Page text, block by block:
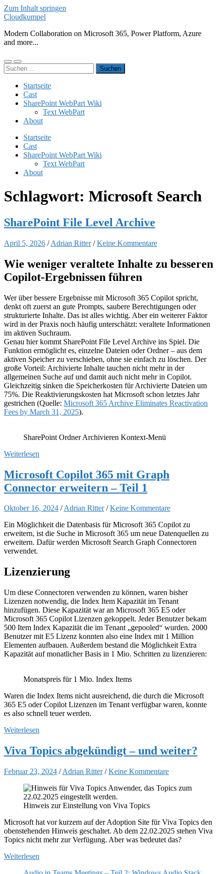
Zum Inhalt springen
Cloudkumpel
Modern Collaboration on Microsoft 365, Power Platform, Azure
and more...
Mobile-
Menü
Suchfeld
ein-/ausblenden
Suchen
nach:
Startseite
Cast
SharePoint WebPart Wiki
Text WebPart
About
Startseite
Cast
SharePoint WebPart Wiki
Text WebPart
About
Schlagwort: Microsoft Search
SharePoint File Level Archive
April 5, 2026 /Adrian Ritter /Keine Kommentare
Wie weniger veraltete Inhalte zu besseren
Copilot-Ergebnissen führen
Wer über bessere Ergebnisse mit Microsoft 365 Copilot spricht,
denkt oft zuerst an gute Prompts, saubere Berechtigungen oder
strukturierte Inhalte. Das ist alles wichtig. Aber ein weiterer Faktor
wird in der Praxis noch häufig unterschätzt: veraltete Informationen
im aktiven Suchraum.
Genau hier kommt SharePoint File Level Archive ins Spiel. Die
Funktion ermöglicht es, einzelne Dateien oder Ordner – aus dem
aktiven Speicher zu verschieben, ohne sie einfach zu löschen. Der
große Vorteil: Archivierte Inhalte tauchen nicht mehr in der
allgemeinen Suche auf und damit auch nicht mehr in Copilot.
Gleichzeitig sinken die Speicherkosten für Archivierte Dateien um
75%. Die Reaktivierungskosten hat Microsoft schon letztes Jahr
gestrichen (Quelle: Microsoft 365 Archive Eliminates Reactivation
Fees by March 31, 2025).
SharePoint Ordner Archivieren Kontext-Menü
Weiterlesen
Microsoft Copilot 365 mit Graph
Connector erweitern – Teil 1
Oktober 16, 2024 /Adrian Ritter /Keine Kommentare
Ein Möglichkeit die Datenbasis für Microsoft 365 Copilot zu
erweitern, ist die Suche in Microsoft 365 um neue Datenquellen zu
erweitern. Dafür werden Microsoft Search Graph Connectoren
verwendet.
Lizenzierung
Um diese Connectoren verwenden zu können, waren bisher
Lizenzen notwendig, die Index Item Kapazität im Tenant
hinzufügen. Diese Kapazität war an Microsoft 365 E5 oder
Microsoft 365 Copilot Lizenzen gekoppelt. Jeder Benutzer bekam
500 Item Index Kapazität die im Tenant „gepooled“ wurden. 2000
Benutzer mit E5 Lizenz konnten also eine Index mit 1 Million
Elementen aufbauen. Außerdem bestand die Möglichkeit Extra
Kapazität auf monatlicher Basis in 1 Mio. Schritten zu lizenzieren:
Monatspreis für 1 Mio. Index Items
Waren die Index Items nicht ausreichend, die durch die Microsoft
365 E5 oder Copilot Lizenzen im Tenant verfügbar waren, konnte
es also schnell teuer werden.
Weiterlesen
Viva Topics abgekündigt – und weiter?
Februar 23, 2024 /Adrian Ritter /Keine Kommentare
Hinweis zur Einstellung von Viva Topics
Microsoft hat vor kurzem auf der Adoption Site für Viva Topics den
obenstehenden Hinweis geschaltet. Ab dem 22.02.2025 stehen Viva
Topics nicht mehr zur Verfügung. Aber was bedeutet das?
Weiterlesen